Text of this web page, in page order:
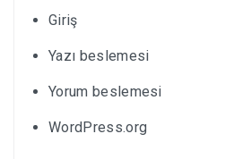
Giriş
Yazı beslemesi
Yorum beslemesi
WordPress.org